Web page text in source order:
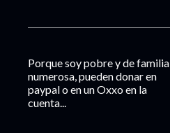
Porque soy pobre y de familia
numerosa, pueden donar en
paypal o en un Oxxo en la
cuenta...